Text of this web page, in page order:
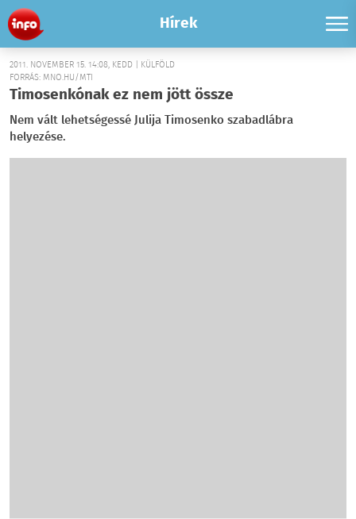
Hírek
2011. NOVEMBER 15. 14:08, KEDD | KÜLFÖLD
FORRÁS: MNO.HU/MTI
Timosenkónak ez nem jött össze
Nem vált lehetségessé Julija Timosenko szabadlábra
helyezése.